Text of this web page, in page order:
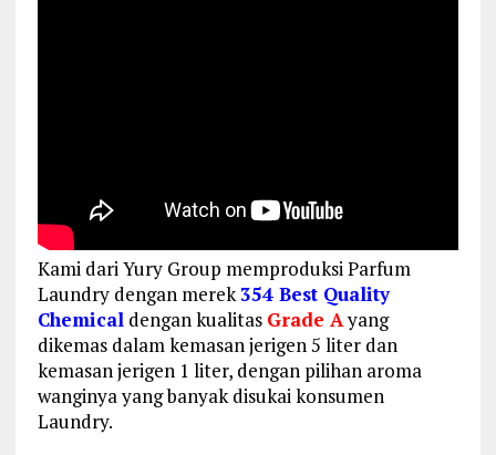
Kami dari Yury Group memproduksi Parfum
Laundry dengan merek354 Best Quality
Chemicaldengan kualitas Grade Ayang
dikemas dalam kemasan jerigen 5 liter dan
kemasan jerigen 1 liter, dengan pilihan aroma
wanginya yang banyak disukai konsumen
Laundry.